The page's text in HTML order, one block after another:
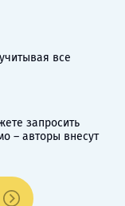
все
запросить
– авторы внесут